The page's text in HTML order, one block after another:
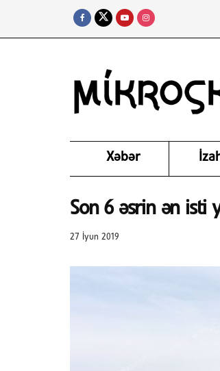
Xəbər
Son 6 əsrin ən isti
27 İyun 2019